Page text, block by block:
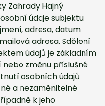
Zahrady Hajný
údaje subjektu
adresa, datum
adresa. Sdělení
údajů je základním
změnu příslušné
osobních údajů
a nezaměnitelné
k jeho